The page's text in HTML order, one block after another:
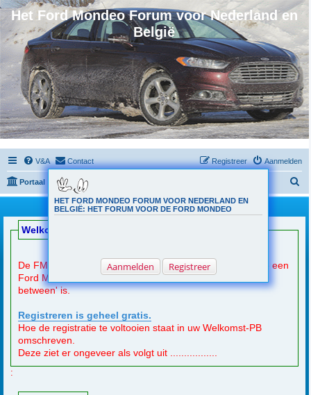
Het Ford Mondeo Forum voor Nederland en
België
V&A Contact Aanmelden
Registreer
Portaal Forumoverzicht
o
HET FORD MONDEO FORUM VOOR NEDERLAND EN
BELGIË: HET FORUM VOOR DE FORD MONDEO
Aanmelden Registreer
Welkomsbericht
Welkom op de Ford Mondeo Club.nl
De FMC is (na registratie)toegankelijk voor een ieder die een
Ford Mondeo heeft, wil aanschaffen en info zoekt, of 'in
between' is.
Registreren is geheel gratis.
Hoe de registratie te voltooien staat in uw Welkomst-PB
omschreven.
Deze ziet er ongeveer als volgt uit .................
: